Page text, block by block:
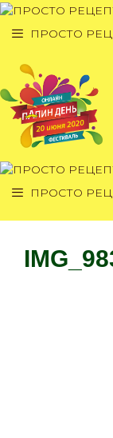
Перейти
ПРОСТО
ПРОСТО